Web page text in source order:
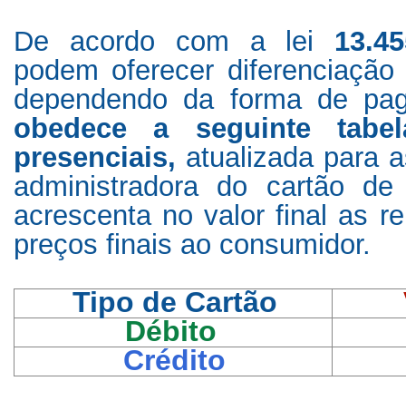
De acordo com a lei
podem oferecer
dependendo da forma de
obedece a seguinte
presenciais, atualizada para
administradora do cartão
acrescenta no valor final as
preços finais ao consumidor.
Tipo de Cartão
Débito
Crédito